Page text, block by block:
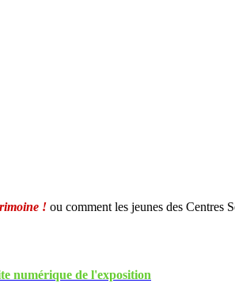
! ou comment les jeunes des Centres
numérique de l'exposition